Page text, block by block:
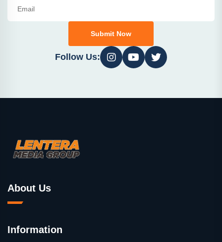
Submit Now
Follow Us:
About Us
Information